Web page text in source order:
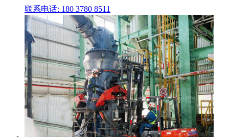
联系电话: 180 3780 8511